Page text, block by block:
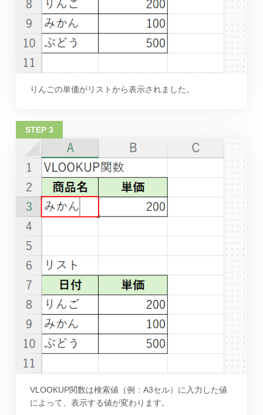
りんごの単価がリストから表示されました。
VLOOKUP関数は検索値（例：A3セル）に入力した値
によって、表示する値が変わります。